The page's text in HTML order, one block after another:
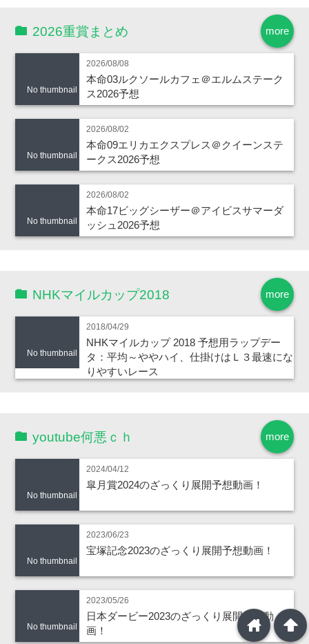
more
2026重賞まとめ
No thumbnail
2026/08/08
本命03ルクソールカフェ＠エルムステーク
ス2026予想
No thumbnail
2026/08/02
本命09エリカエクスプレス＠クイーンステ
ークス2026予想
No thumbnail
2026/08/02
本命17ビッグシーザー＠アイビスサマーダ
ッシュ2026予想
more
NHKマイルカップ2018
No thumbnail
2018/04/29
NHKマイルカップ 2018 予想用ラップデー
タ：平均～ややハイ、仕掛けはＬ３最速にな
りやすいレース
more
youtube何悪ｃｈ
No thumbnail
2024/04/12
皐月賞2024のざっくり展開予想動画！
No thumbnail
2023/06/23
宝塚記念2023のざっくり展開予想動画！
No thumbnail
2023/05/26
日本ダービー2023のざっくり展開予想動
画！
arrowup
home